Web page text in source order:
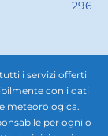
296
i servizi offerti
con i dati
meteorologica.
per ogni o